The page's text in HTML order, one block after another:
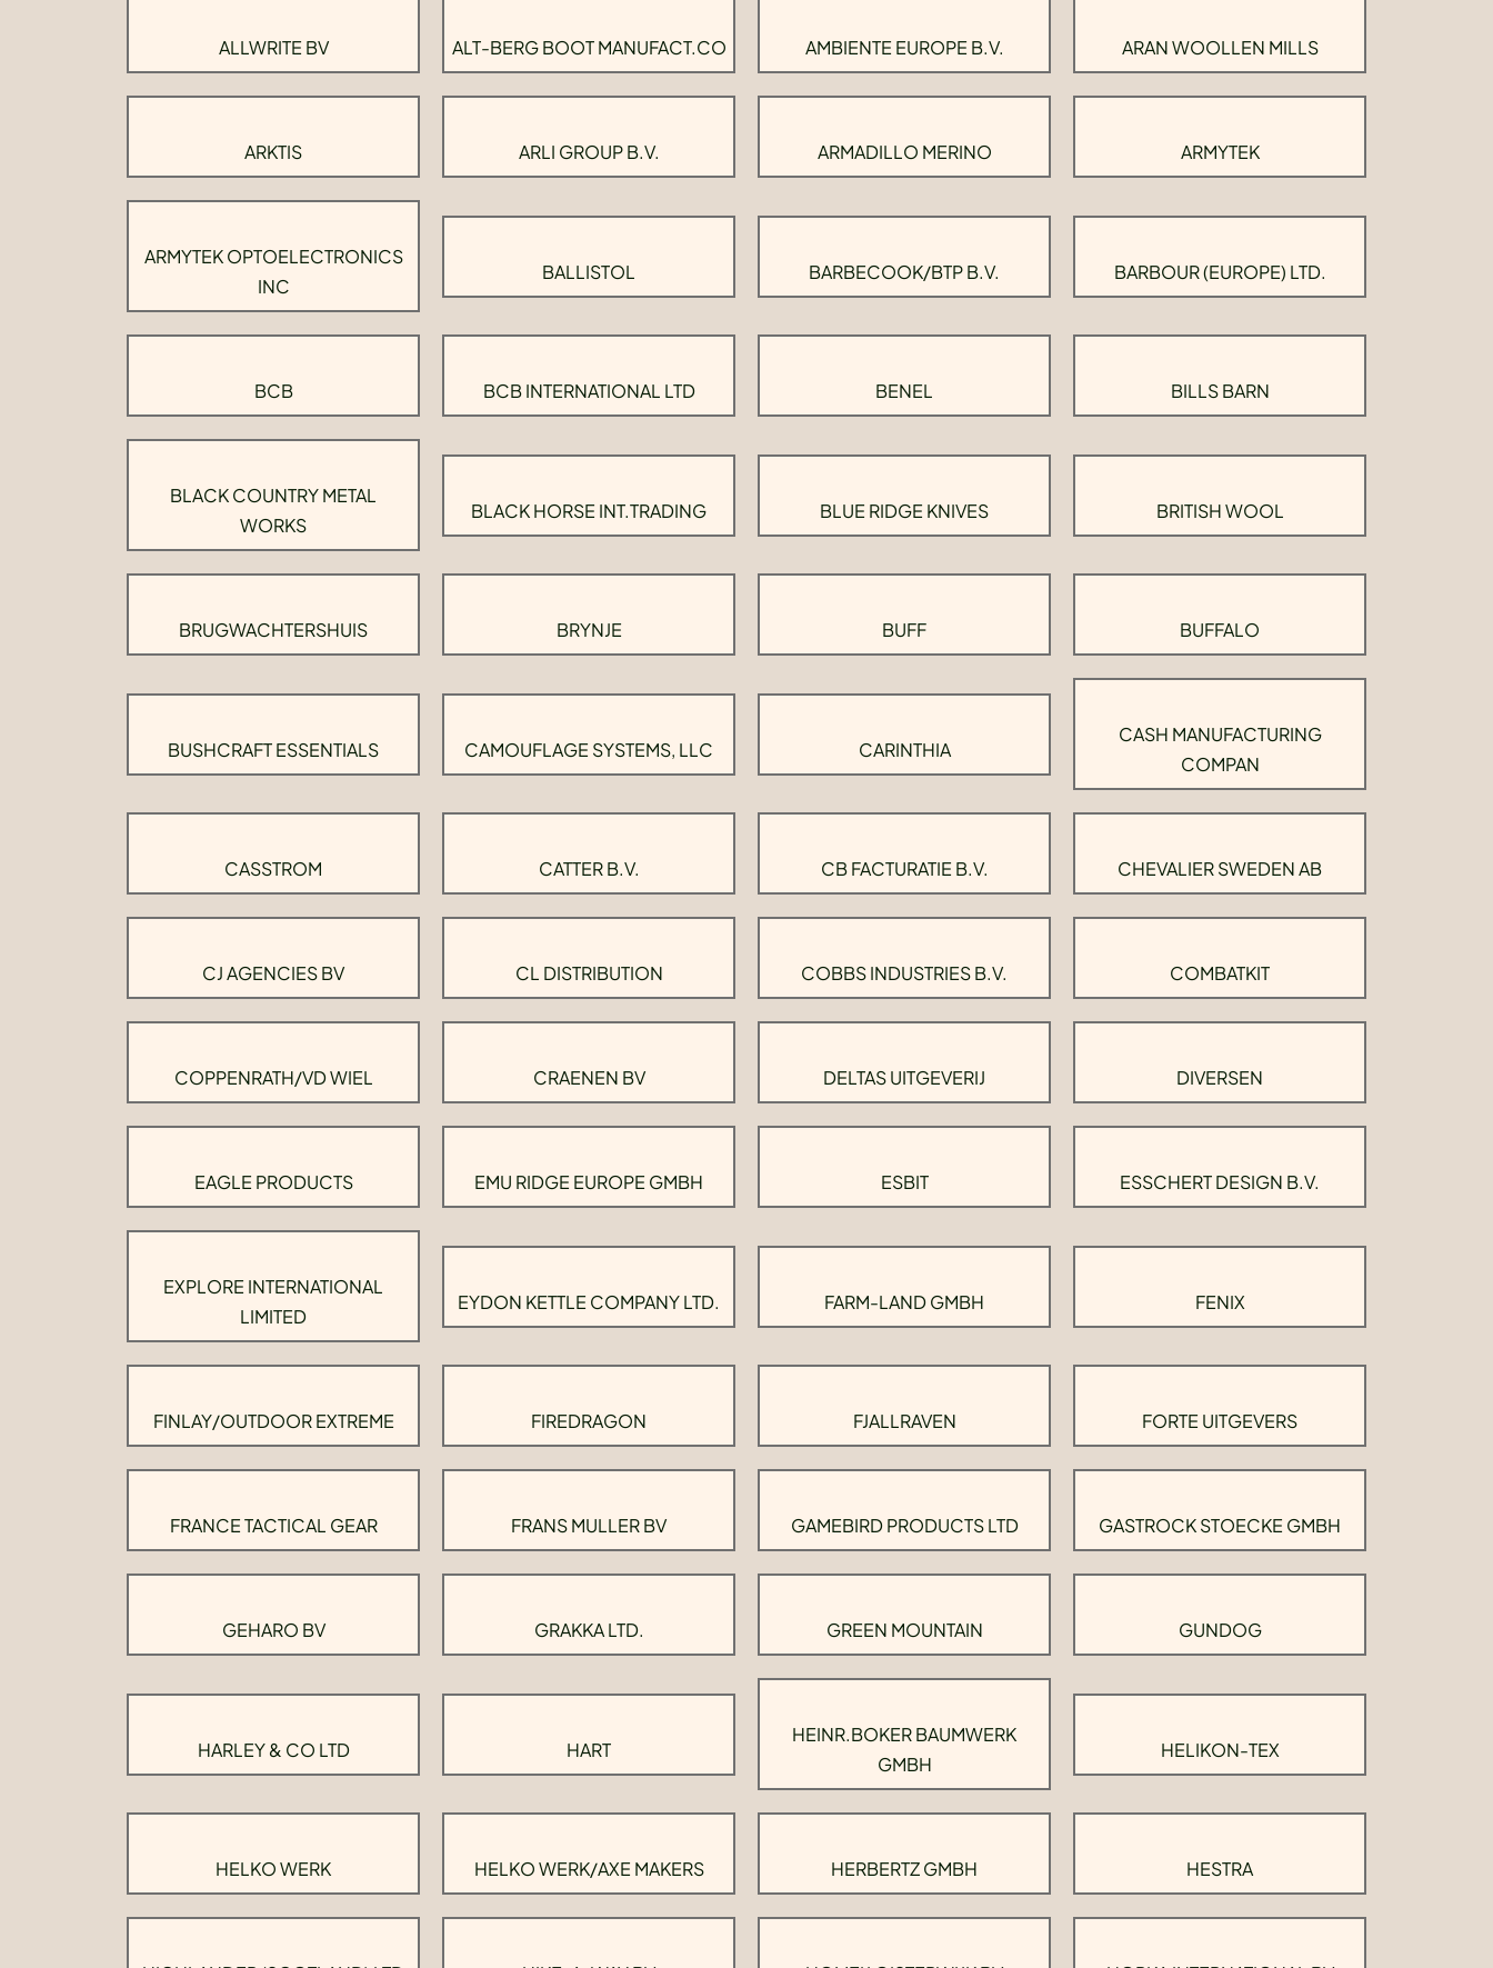
ALLWRITE BV ALT-BERG BOOT MANUFACT.CO AMBIENTE EUROPE B.V. ARAN WOOLLEN MILLS
ARKTIS ARLI GROUP B.V. ARMADILLO MERINO ARMYTEK
ARMYTEK OPTOELECTRONICS
INC
BALLISTOL BARBECOOK/BTP B.V. BARBOUR (EUROPE) LTD.
BCB BCB INTERNATIONAL LTD BENEL BILLS BARN
BLACK COUNTRY METAL
WORKS
BLACK HORSE INT.TRADING BLUE RIDGE KNIVES BRITISH WOOL
BRUGWACHTERSHUIS BRYNJE BUFF BUFFALO
BUSHCRAFT ESSENTIALS CAMOUFLAGE SYSTEMS, LLC CARINTHIA
CASH MANUFACTURING
COMPAN
CASSTROM CATTER B.V. CB FACTURATIE B.V. CHEVALIER SWEDEN AB
CJ AGENCIES BV CL DISTRIBUTION COBBS INDUSTRIES B.V. COMBATKIT
COPPENRATH/VD WIEL CRAENEN BV DELTAS UITGEVERIJ DIVERSEN
EAGLE PRODUCTS EMU RIDGE EUROPE GMBH ESBIT ESSCHERT DESIGN B.V.
EXPLORE INTERNATIONAL
LIMITED
EYDON KETTLE COMPANY LTD. FARM-LAND GMBH FENIX
FINLAY/OUTDOOR EXTREME FIREDRAGON FJALLRAVEN FORTE UITGEVERS
FRANCE TACTICAL GEAR FRANS MULLER BV GAMEBIRD PRODUCTS LTD GASTROCK STOECKE GMBH
GEHARO BV GRAKKA LTD. GREEN MOUNTAIN GUNDOG
HARLEY & CO LTD HART
HEINR.BOKER BAUMWERK
GMBH
HELIKON-TEX
HELKO WERK HELKO WERK/AXE MAKERS HERBERTZ GMBH HESTRA